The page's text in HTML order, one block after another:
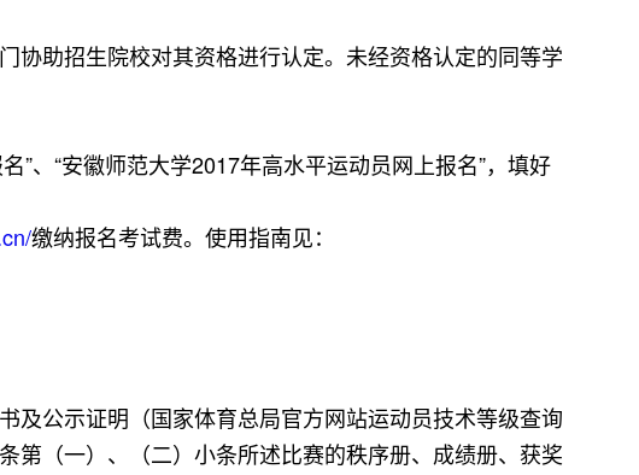
协助招生院校对其资格进行认定。未经资格认定的同等学
、“安徽师范大学2017年高水平运动员网上报名”，填好
缴纳报名考试费。使用指南见：
及公示证明（国家体育总局官方网站运动员技术等级查询
第（一）、（二）小条所述比赛的秩序册、成绩册、获奖